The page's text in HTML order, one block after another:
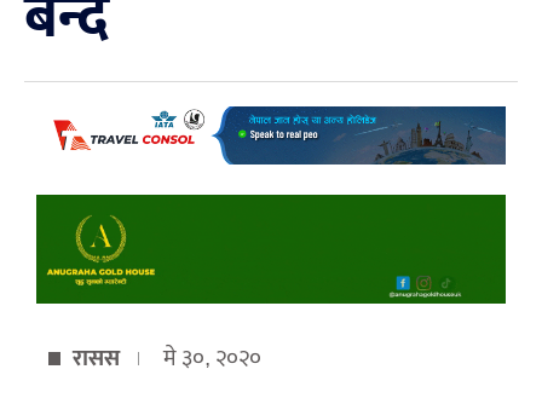
रासस मे ३०, २०२०